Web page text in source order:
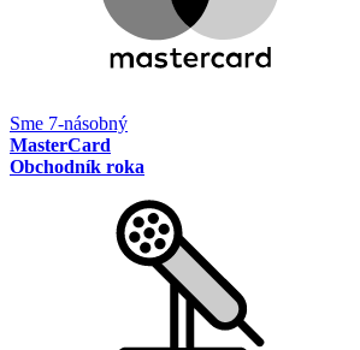
Sme 7-násobný
MasterCard
Obchodník roka